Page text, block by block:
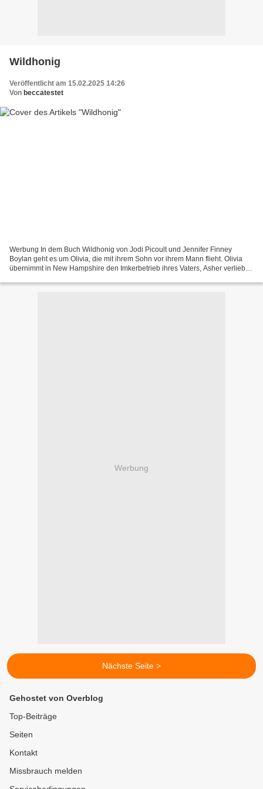
Wildhonig
Veröffentlicht am 15.02.2025 14:26
Von beccatestet
Werbung In dem Buch Wildhonig von Jodi Picoult und Jennifer Finney
Boylan geht es um Olivia, die mit ihrem Sohn vor ihrem Mann flieht. Olivia
übernimmt in New Hampshire den Imkerbetrieb ihres Vaters, Asher verliebt
Werbung
Nächste Seite >
Gehostet von Overblog
Top-Beiträge
Seiten
Kontakt
Missbrauch melden